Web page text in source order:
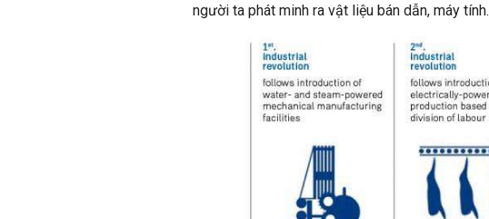
người ta phát minh ra vật liệu bán dẫn, máy tính.